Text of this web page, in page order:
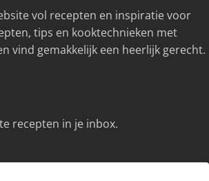
vol recepten en inspiratie voor
tips en kooktechnieken met
vind gemakkelijk een heerlijk gerecht.
recepten in je inbox.